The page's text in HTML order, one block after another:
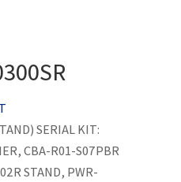
SERIAL KIT:
CBA-R01-S07PBR
STAND, PWR-